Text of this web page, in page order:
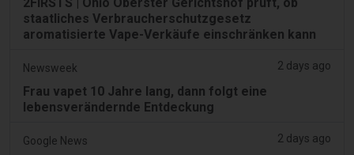
staatliches Verbraucherschutzgesetz
aromatisierte Vape-Verkäufe einschränken kann
Newsweek 2 days ago
Frau vapet 10 Jahre lang, dann folgt eine
lebensverändernde Entdeckung
Google News 2 days ago